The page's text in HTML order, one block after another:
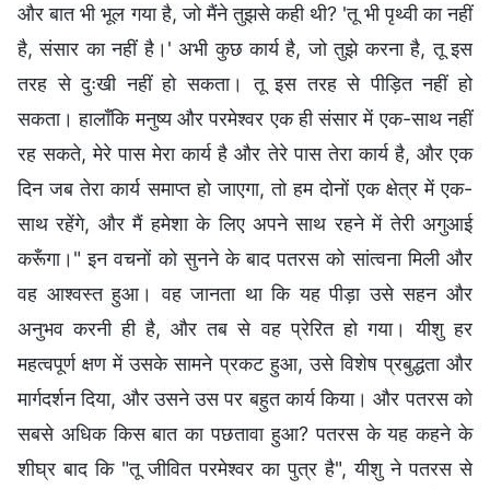
और बात भी भूल गया है, जो मैंने तुझसे कही थी? 'तू भी पृथ्वी का नहीं
है, संसार का नहीं है।' अभी कुछ कार्य है, जो तुझे करना है, तू इस
तरह से दुःखी नहीं हो सकता। तू इस तरह से पीड़ित नहीं हो
सकता। हालाँकि मनुष्य और परमेश्वर एक ही संसार में एक-साथ नहीं
रह सकते, मेरे पास मेरा कार्य है और तेरे पास तेरा कार्य है, और एक
दिन जब तेरा कार्य समाप्त हो जाएगा, तो हम दोनों एक क्षेत्र में एक-
साथ रहेंगे, और मैं हमेशा के लिए अपने साथ रहने में तेरी अगुआई
करूँगा।" इन वचनों को सुनने के बाद पतरस को सांत्वना मिली और
वह आश्वस्त हुआ। वह जानता था कि यह पीड़ा उसे सहन और
अनुभव करनी ही है, और तब से वह प्रेरित हो गया। यीशु हर
महत्वपूर्ण क्षण में उसके सामने प्रकट हुआ, उसे विशेष प्रबुद्धता और
मार्गदर्शन दिया, और उसने उस पर बहुत कार्य किया। और पतरस को
सबसे अधिक किस बात का पछतावा हुआ? पतरस के यह कहने के
शीघ्र बाद कि "तू जीवित परमेश्वर का पुत्र है", यीशु ने पतरस से